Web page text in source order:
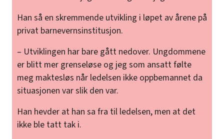
Han så en skremmende utvikling i løpet av årene på
privat barnevernsinstitusjon.
– Utviklingen har bare gått nedover. Ungdommene
er blitt mer grenseløse og jeg som ansatt følte
meg maktesløs når ledelsen ikke oppbemannet da
situasjonen var slik den var.
Han hevder at han sa fra til ledelsen, men at det
ikke ble tatt tak i.